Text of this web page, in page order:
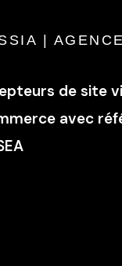
|
de site
avec